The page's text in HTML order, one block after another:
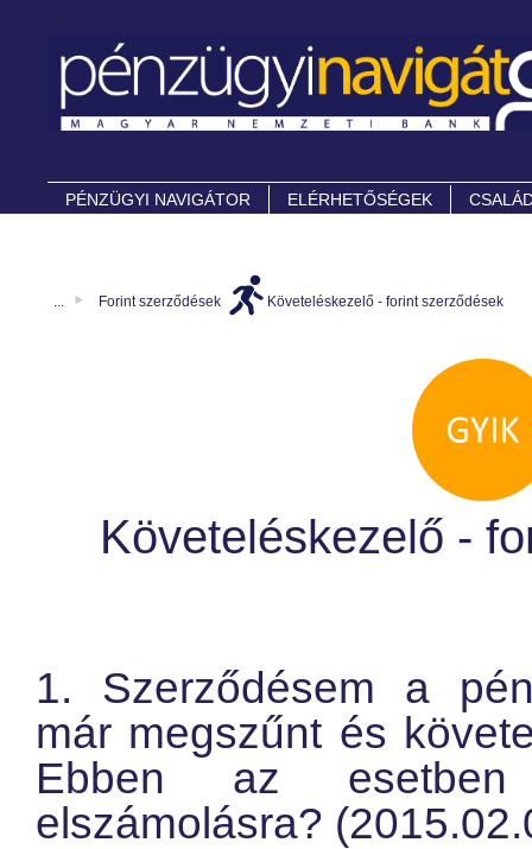
PÉNZÜGYI NAVIGÁTOR ELÉRHETŐSÉGEK
... Forint szerződések Követeléskezelő - forint szerződések
Követeléskezelő -
1. Szerződésem a
már megszűnt és
Ebben az
elszámolásra?